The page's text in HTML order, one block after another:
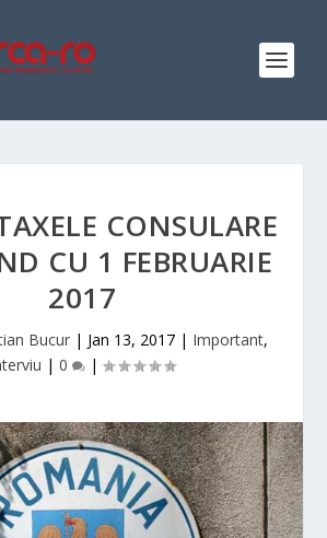
CONSULARE
CU 1 FEBRUARIE
2017
Bucur | Jan 13, 2017 | Important,
| 0 |